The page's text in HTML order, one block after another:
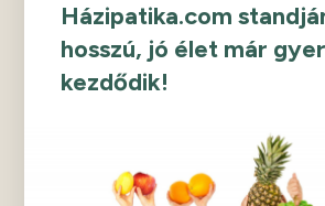
Házipatika.com
hosszú, jó élet már
kezdődik!